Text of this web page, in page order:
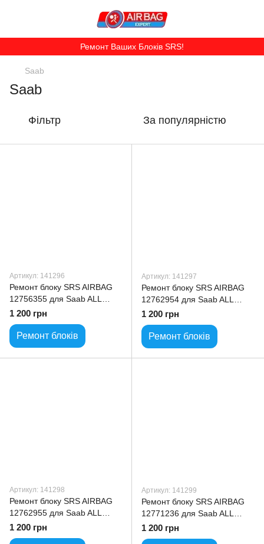
Ремонт Ваших Блоків SRS!
Saab
Saab
Фільтр За популярністю
Артикул: 141296
Ремонт блоку SRS AIRBAG
12756355 для Saab ALL
model
1 200 грн
Ремонт блоків
Артикул: 141297
Ремонт блоку SRS AIRBAG
12762954 для Saab ALL
model
1 200 грн
Ремонт блоків
Артикул: 141298
Ремонт блоку SRS AIRBAG
12762955 для Saab ALL
model
1 200 грн
Артикул: 141299
Ремонт блоку SRS AIRBAG
12771236 для Saab ALL
model
1 200 грн